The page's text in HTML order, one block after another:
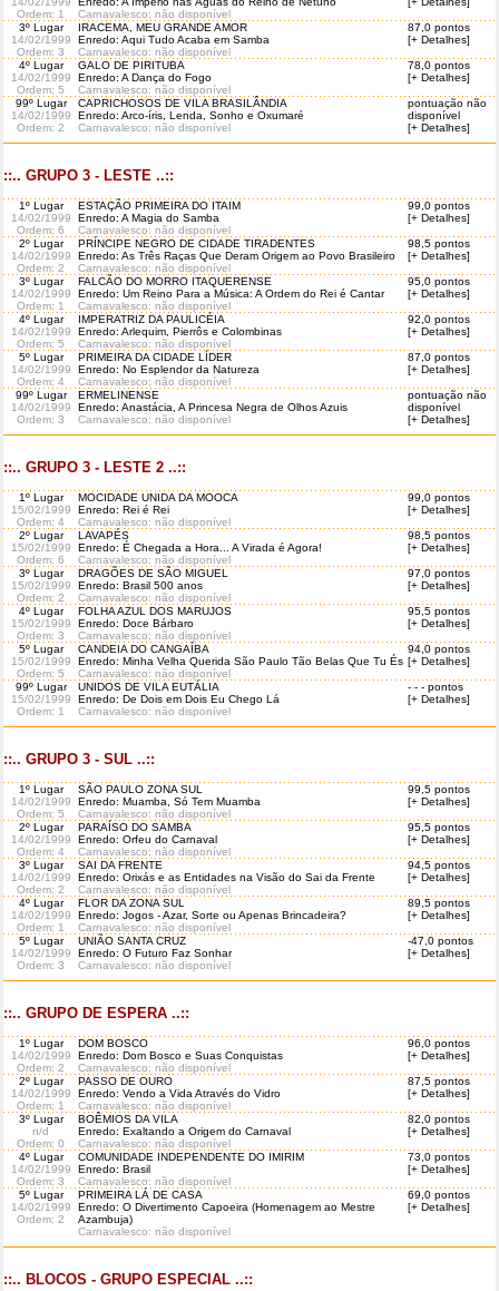
Ordem: 1
Carnavalesco: não disponível
3º Lugar
14/02/1999
Ordem: 3
IRACEMA, MEU GRANDE AMOR
Enredo: Aqui Tudo Acaba em Samba
Carnavalesco: não disponível
87,0 pontos
[+ Detalhes]
4º Lugar
14/02/1999
Ordem: 5
GALO DE PIRITUBA
Enredo: A Dança do Fogo
Carnavalesco: não disponível
78,0 pontos
[+ Detalhes]
99º Lugar
14/02/1999
Ordem: 2
CAPRICHOSOS DE VILA BRASILÂNDIA
Enredo: Arco-íris, Lenda, Sonho e Oxumaré
Carnavalesco: não disponível
pontuação não
disponível
[+ Detalhes]
::.. GRUPO 3 - LESTE ..::
1º Lugar
14/02/1999
Ordem: 6
ESTAÇÃO PRIMEIRA DO ITAIM
Enredo: A Magia do Samba
Carnavalesco: não disponível
99,0 pontos
[+ Detalhes]
2º Lugar
14/02/1999
Ordem: 2
PRÍNCIPE NEGRO DE CIDADE TIRADENTES
Enredo: As Três Raças Que Deram Origem ao Povo Brasileiro
Carnavalesco: não disponível
98,5 pontos
[+ Detalhes]
3º Lugar
14/02/1999
Ordem: 1
FALCÃO DO MORRO ITAQUERENSE
Enredo: Um Reino Para a Música: A Ordem do Rei é Cantar
Carnavalesco: não disponível
95,0 pontos
[+ Detalhes]
4º Lugar
14/02/1999
Ordem: 5
IMPERATRIZ DA PAULICÉIA
Enredo: Arlequim, Pierrôs e Colombinas
Carnavalesco: não disponível
92,0 pontos
[+ Detalhes]
5º Lugar
14/02/1999
Ordem: 4
PRIMEIRA DA CIDADE LÍDER
Enredo: No Esplendor da Natureza
Carnavalesco: não disponível
87,0 pontos
[+ Detalhes]
99º Lugar
14/02/1999
Ordem: 3
ERMELINENSE
Enredo: Anastácia, A Princesa Negra de Olhos Azuis
Carnavalesco: não disponível
pontuação não
disponível
[+ Detalhes]
::.. GRUPO 3 - LESTE 2 ..::
1º Lugar
15/02/1999
Ordem: 4
MOCIDADE UNIDA DA MOOCA
Enredo: Rei é Rei
Carnavalesco: não disponível
99,0 pontos
[+ Detalhes]
2º Lugar
15/02/1999
Ordem: 6
LAVAPÉS
Enredo: É Chegada a Hora... A Virada é Agora!
Carnavalesco: não disponível
98,5 pontos
[+ Detalhes]
3º Lugar
15/02/1999
Ordem: 2
DRAGÕES DE SÃO MIGUEL
Enredo: Brasil 500 anos
Carnavalesco: não disponível
97,0 pontos
[+ Detalhes]
4º Lugar
15/02/1999
Ordem: 3
FOLHA AZUL DOS MARUJOS
Enredo: Doce Bárbaro
Carnavalesco: não disponível
95,5 pontos
[+ Detalhes]
5º Lugar
15/02/1999
Ordem: 5
CANDEIA DO CANGAÍBA
Enredo: Minha Velha Querida São Paulo Tão Belas Que Tu És
Carnavalesco: não disponível
94,0 pontos
[+ Detalhes]
99º Lugar
15/02/1999
Ordem: 1
UNIDOS DE VILA EUTÁLIA
Enredo: De Dois em Dois Eu Chego Lá
Carnavalesco: não disponível
- - - pontos
[+ Detalhes]
::.. GRUPO 3 - SUL ..::
1º Lugar
14/02/1999
Ordem: 5
SÃO PAULO ZONA SUL
Enredo: Muamba, Só Tem Muamba
Carnavalesco: não disponível
99,5 pontos
[+ Detalhes]
2º Lugar
14/02/1999
Ordem: 4
PARAÍSO DO SAMBA
Enredo: Orfeu do Carnaval
Carnavalesco: não disponível
95,5 pontos
[+ Detalhes]
3º Lugar
14/02/1999
Ordem: 2
SAI DA FRENTE
Enredo: Orixás e as Entidades na Visão do Sai da Frente
Carnavalesco: não disponível
94,5 pontos
[+ Detalhes]
4º Lugar
14/02/1999
Ordem: 1
FLOR DA ZONA SUL
Enredo: Jogos - Azar, Sorte ou Apenas Brincadeira?
Carnavalesco: não disponível
89,5 pontos
[+ Detalhes]
5º Lugar
14/02/1999
Ordem: 3
UNIÃO SANTA CRUZ
Enredo: O Futuro Faz Sonhar
Carnavalesco: não disponível
-47,0 pontos
[+ Detalhes]
::.. GRUPO DE ESPERA ..::
1º Lugar
14/02/1999
Ordem: 2
DOM BOSCO
Enredo: Dom Bosco e Suas Conquistas
Carnavalesco: não disponível
96,0 pontos
[+ Detalhes]
2º Lugar
14/02/1999
Ordem: 1
PASSO DE OURO
Enredo: Vendo a Vida Através do Vidro
Carnavalesco: não disponível
87,5 pontos
[+ Detalhes]
3º Lugar
n/d
Ordem: 0
BOÊMIOS DA VILA
Enredo: Exaltando a Origem do Carnaval
Carnavalesco: não disponível
82,0 pontos
[+ Detalhes]
4º Lugar
14/02/1999
Ordem: 3
COMUNIDADE INDEPENDENTE DO IMIRIM
Enredo: Brasil
Carnavalesco: não disponível
73,0 pontos
[+ Detalhes]
5º Lugar
14/02/1999
Ordem: 2
PRIMEIRA LÁ DE CASA
Enredo: O Divertimento Capoeira (Homenagem ao Mestre
Azambuja)
Carnavalesco: não disponível
69,0 pontos
[+ Detalhes]
::.. BLOCOS - GRUPO ESPECIAL ..::